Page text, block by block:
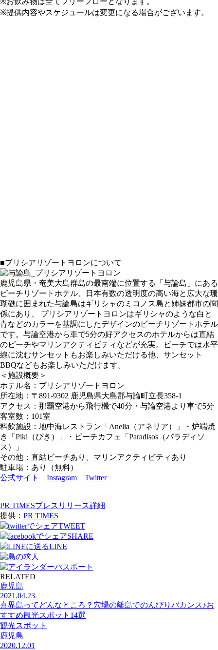
※提供内容やスケジュールは変更になる場合がございます。
■プリシアリゾートヨロンについて
鹿児島県・奄美大島群島の最南端に位置する「与論島」にある
ビーチリゾートホテル。日本有数の透明度の高い海と広大な珊
瑚礁に囲まれた与論島はギリシャのミコノス島と姉妹都市の関
係にあり、 プリシアリゾートヨロンはギリシャのような白と
青などのカラーを基調にしたデザインのビーチリゾートホテル
です。与論空港から車で5分の好アクセスのホテルからは直結
のビーチやマリンアクティビティなどが充実。ビーチでは水平
線に沈むサンセットもお楽しみいただける他、サンセット
BBQなどもお楽しみいただけます。
＜施設概要＞
ホテル名：プリシアリゾートヨロン
所在地：〒891-9302 鹿児島県大島郡与論町立長358-1
アクセス：那覇空港から飛行機で40分・与論空港より車で5分
客室数：101室
料飲施設：地中海レストラン「Anelia（アネリア）」・炉端焼
き「Piki（ぴき）」・ビーチカフェ「Paradisos（パラディソ
ス）」
その他：直結ビーチあり、マリンアクティビティあり
駐車場：あり（無料）
公式サイト
Instagram Twitter
PR TIMESプレスリリース詳細
提供： PR TIMES
TWEET
SHARE
LINE
RELATED
鹿児島
2021.04.23
喜界島ってどんなところ？穴場の離島でのんびりバカンス♪お
すすめ観光スポット14選
観光スポット
鹿児島
2020.12.01